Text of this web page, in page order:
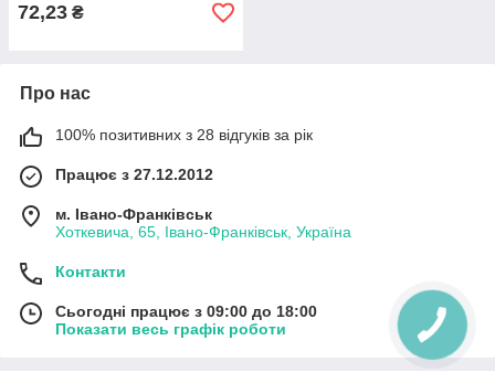
72,23 ₴
Про нас
100% позитивних з 28 відгуків за рік
Працює з 27.12.2012
м. Івано-Франківськ
Хоткевича, 65, Івано-Франківськ, Україна
Контакти
Сьогодні працює з 09:00 до 18:00
Показати весь графік роботи